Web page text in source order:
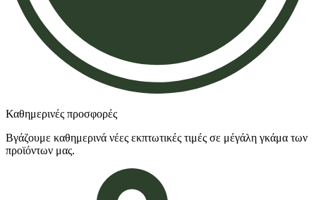
Καθημερινές προσφορές
Βγάζουμε καθημερινά νέες εκπτωτικές τιμές σε μέγάλη γκάμα των
προϊόντων μας.